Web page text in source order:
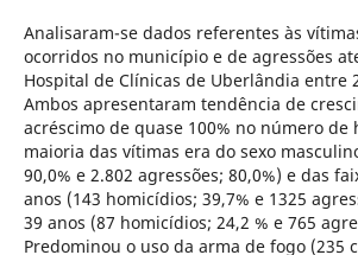
Analisaram-se dados referentes às
ocorridos no município e de agressões
Hospital de Clínicas de Uberlândia entre
Ambos apresentaram tendência de
acréscimo de quase 100% no número de
maioria das vítimas era do sexo
90,0% e 2.802 agressões; 80,0%) e das
anos (143 homicídios; 39,7% e 1325
39 anos (87 homicídios; 24,2 % e 765
Predominou o uso da arma de fogo (235